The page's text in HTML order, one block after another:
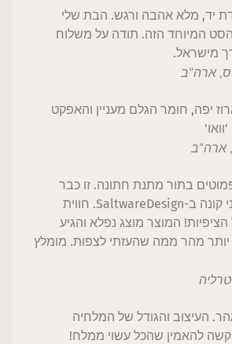
יד, מלא אהבה ורגש. הבת שלי
המיוחד הזה. תודה על משלוח
מישראל.
ארה"ב
יפה, חומר הגלם מעניין והאפקט
ארה"ב
בתור מתנת חתונה. זו כבר
הפעם השנייה שאני קונה ב-SaltwareDesign. חווית
הציפיות! המוצר מוצג נפלא והגיע
מהר ממה שהעזתי לצפות. מומלץ
העיצוב והגודל של המלחיה
קשה להאמין שהכל עשוי ממלח!